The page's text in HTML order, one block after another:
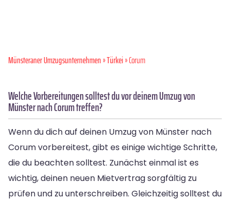
Münsteraner Umzugsunternehmen»Türkei» Corum
Welche Vorbereitungen solltest du vor deinem Umzug von
Münster nach Corum treffen?
Wenn du dich auf deinen Umzug von Münster nach
Corum vorbereitest, gibt es einige wichtige Schritte,
die du beachten solltest. Zunächst einmal ist es
wichtig, deinen neuen Mietvertrag sorgfältig zu
prüfen und zu unterschreiben. Gleichzeitig solltest du